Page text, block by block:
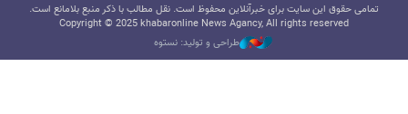
تمامی حقوق این سایت برای خبرآنلاین محفوظ است. نقل مطالب با ذکر منبع بلامانع است.
Copyright © 2025 khabaronline News Agancy, All rights reserved
طراحی و تولید: نستوه